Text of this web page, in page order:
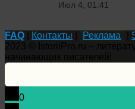
Июл 4, 01:41
FAQ Контакты Реклама
0